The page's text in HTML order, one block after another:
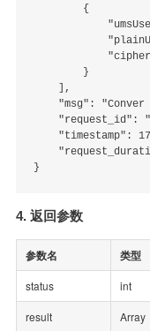
        {
        }
    ],
"msg": "Conver
"request_id":
"timestamp":
4. 返回参数
参数名 类型
status int
result Array